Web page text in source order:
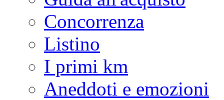
Concorrenza
Listino
I primi km
Aneddoti e emozioni